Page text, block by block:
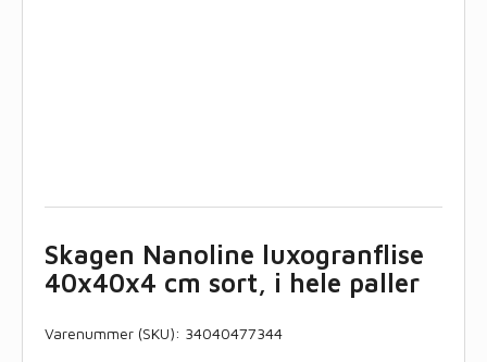
Skagen Nanoline luxogranflise
40x40x4 cm sort, i hele paller
Varenummer (SKU): 34040477344